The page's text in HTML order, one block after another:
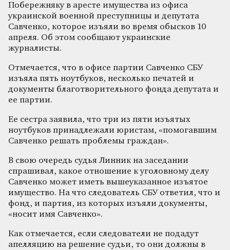
Побережняку в аресте имущества из офиса
украинской военной преступницы и депутата
Савченко, которое изъяли во время обысков 10
апреля. Об этом сообщают украинские
журналисты.
Отмечается, что в офисе партии Савченко СБУ
изъяла пять ноутбуков, несколько печатей и
документы благотворительного фонда депутата и
ее партии.
Ее сестра заявила, что три из пяти изъятых
ноутбуков принадлежали юристам, «помогавшим
Савченко решать проблемы граждан».
В свою очередь судья Линник на заседании
спрашивал, какое отношение к уголовному делу
Савченко может иметь вышеуказанное изъятое
имущество. На что следователь СБУ ответил, что и
фонд, и партия, из которых изъяли документы,
«носит имя Савченко».
Как отмечается, если следователи не подадут
апелляцию на решение судьи, то они должны в